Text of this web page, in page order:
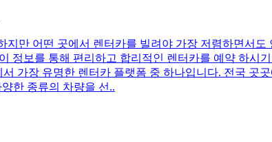
만 어떤 곳에서 렌터카를 빌려야 가장 저렴하면서도
보를 통해 편리하고 합리적인 렌터카를 예약 하시
가장 유명한 렌터카 플랫폼 중 하나입니다. 전국 곳
한 종류의 차량을 선..